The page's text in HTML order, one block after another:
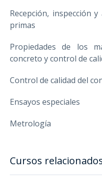
Recepción, inspección
primas
Propiedades de los
concreto y control de
Control de calidad del
Ensayos especiales
Metrología
Cursos